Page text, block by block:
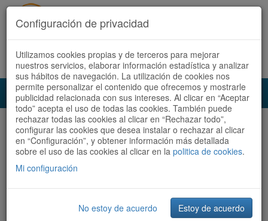
Acceder Registrate ahora Español | Català
Audioruta Todas las rutas
Todas las rutas Ordenar por:Más recientes
Filtrar las rutas
Configuración de privacidad
Utilizamos cookies propias y de terceros para mejorar
nuestros servicios, elaborar información estadística y analizar
sus hábitos de navegación. La utilización de cookies nos
permite personalizar el contenido que ofrecemos y mostrarle
publicidad relacionada con sus intereses. Al clicar en “Aceptar
todo” acepta el uso de todas las cookies. También puede
rechazar todas las cookies al clicar en “Rechazar todo”,
configurar las cookies que desea instalar o rechazar al clicar
en “Configuración”, y obtener información más detallada
sobre el uso de las cookies al clicar en la politica de cookies.
Mi configuración
No estoy de acuerdo Estoy de acuerdo